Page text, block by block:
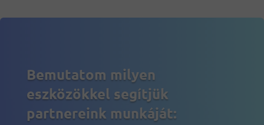
Bemutatom milyen
eszközökkel segítjük
partnereink munkáját: